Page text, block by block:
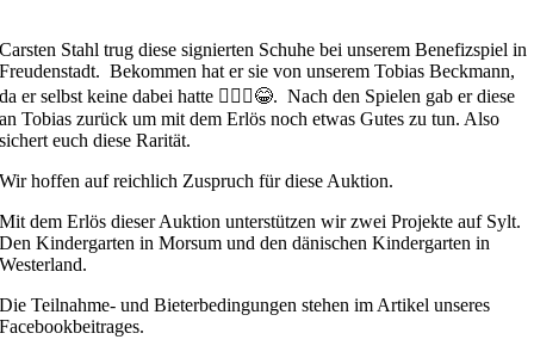
Carsten Stahl trug diese signierten Schuhe bei unserem Benefizspiel in
Freudenstadt. Bekommen hat er sie von unserem Tobias Beckmann,
da er selbst keine dabei hatte 🤷🏻‍♂️😂. Nach den Spielen gab er diese
an Tobias zurück um mit dem Erlös noch etwas Gutes zu tun. Also
sichert euch diese Rarität.
Wir hoffen auf reichlich Zuspruch für diese Auktion.
Mit dem Erlös dieser Auktion unterstützen wir zwei Projekte auf Sylt.
Den Kindergarten in Morsum und den dänischen Kindergarten in
Westerland.
Die Teilnahme- und Bieterbedingungen stehen im Artikel unseres
Facebookbeitrages.